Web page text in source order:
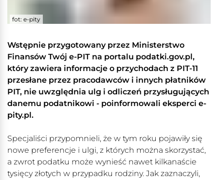
fot: e-pity
Wstępnie przygotowany przez Ministerstwo
Finansów Twój e-PIT na portalu podatki.gov.pl,
który zawiera informacje o przychodach z PIT-11
przesłane przez pracodawców i innych płatników
PIT, nie uwzględnia ulg i odliczeń przysługujących
danemu podatnikowi - poinformowali eksperci e-
pity.pl.
Specjaliści przypomnieli, że w tym roku pojawiły się
nowe preferencje i ulgi, z których można skorzystać,
a zwrot podatku może wynieść nawet kilkanaście
tysięcy złotych w przypadku rodziny. Jak zaznaczyli,